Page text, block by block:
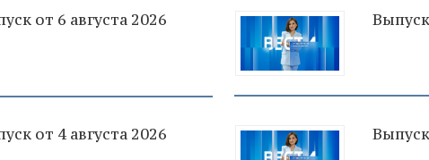
от 6 августа 2026
от 4 августа 2026